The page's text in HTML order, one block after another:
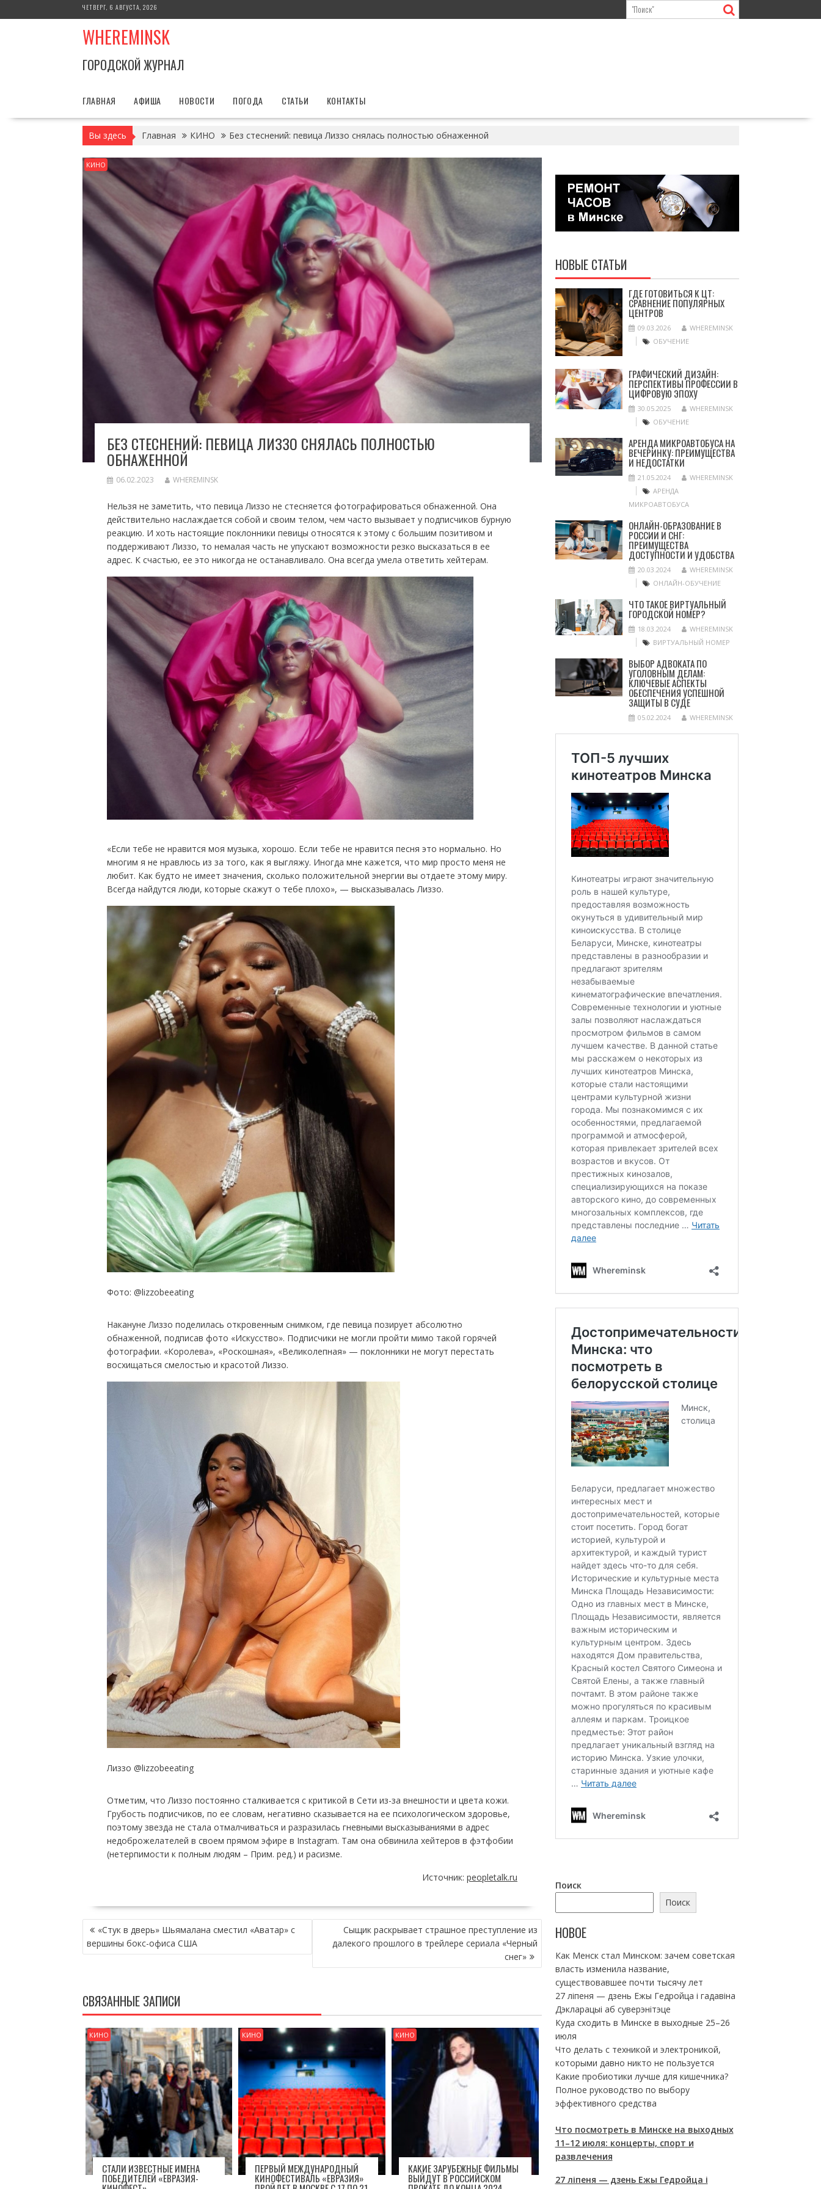
к
ЧЕТВЕРГ, 6 АВГУСТА, 2026
WHEREMINSK
ГОРОДСКОЙ ЖУРНАЛ
ГЛАВНАЯ АФИША НОВОСТИ ПОГОДА СТАТЬИ КОНТАКТЫ
Вы здесь Главная КИНО Без стеснений: певица Лиззо снялась полностью обнаженной
КИНО
БЕЗ СТЕСНЕНИЙ: ПЕВИЦА ЛИЗЗО СНЯЛАСЬ ПОЛНОСТЬЮ
ОБНАЖЕННОЙ
06.02.2023 WHEREMINSK
Нельзя не заметить, что певица Лиззо не стесняется фотографироваться обнаженной. Она
действительно наслаждается собой и своим телом, чем часто вызывает у подписчиков бурную
реакцию. И хоть настоящие поклонники певицы относятся к этому с большим позитивом и
поддерживают Лиззо, то немалая часть не упускают возможности резко высказаться в ее
адрес. К счастью, ее это никогда не останавливало. Она всегда умела ответить хейтерам.
«Если тебе не нравится моя музыка, хорошо. Если тебе не нравится песня это нормально. Но
многим я не нравлюсь из за того, как я выгляжу. Иногда мне кажется, что мир просто меня не
любит. Как будто не имеет значения, сколько положительной энергии вы отдаете этому миру.
Всегда найдутся люди, которые скажут о тебе плохо», — высказывалась Лиззо.
Фото: @lizzobeeating
Накануне Лиззо поделилась откровенным снимком, где певица позирует абсолютно
обнаженной, подписав фото «Искусство». Подписчики не могли пройти мимо такой горячей
фотографии. «Королева», «Роскошная», «Великолепная» — поклонники не могут перестать
восхищаться смелостью и красотой Лиззо.
Лиззо @lizzobeeating
Отметим, что Лиззо постоянно сталкивается с критикой в Сети из-за внешности и цвета кожи.
Грубость подписчиков, по ее словам, негативно сказывается на ее психологическом здоровье,
поэтому звезда не стала отмалчиваться и разразилась гневными высказываниями в адрес
недоброжелателей в своем прямом эфире в Instagram. Там она обвинила хейтеров в фэтфобии
(нетерпимости к полным людям – Прим. ред.) и расизме.
Источник: peopletalk.ru
НАВИГАЦИЯ
ПО
ЗАПИСЯМ
«Стук в дверь» Шьямалана сместил «Аватар» с
вершины бокс-офиса США
Сыщик раскрывает страшное преступление из
далекого прошлого в трейлере сериала «Черный
снег»
СВЯЗАННЫЕ ЗАПИСИ
КИНО
СТАЛИ ИЗВЕСТНЫЕ ИМЕНА
ПОБЕДИТЕЛЕЙ «ЕВРАЗИЯ-
КИНО
ПЕРВЫЙ МЕЖДУНАРОДНЫЙ
КИНОФЕСТИВАЛЬ «ЕВРАЗИЯ»
КИНО
КАКИЕ ЗАРУБЕЖНЫЕ ФИЛЬМЫ
ВЫЙДУТ В РОССИЙСКОМ
НОВЫЕ СТАТЬИ
ГДЕ ГОТОВИТЬСЯ К ЦТ:
СРАВНЕНИЕ ПОПУЛЯРНЫХ
ЦЕНТРОВ
09.03.2026
WHEREMINSK
ОБУЧЕНИЕ
ГРАФИЧЕСКИЙ ДИЗАЙН:
ПЕРСПЕКТИВЫ ПРОФЕССИИ В
ЦИФРОВУЮ ЭПОХУ
30.05.2025
WHEREMINSK
ОБУЧЕНИЕ
АРЕНДА МИКРОАВТОБУСА НА
ВЕЧЕРИНКУ: ПРЕИМУЩЕСТВА
И НЕДОСТАТКИ
21.05.2024
WHEREMINSK
АРЕНДА
МИКРОАВТОБУСА
ОНЛАЙН-ОБРАЗОВАНИЕ В
РОССИИ И СНГ:
ПРЕИМУЩЕСТВА
ДОСТУПНОСТИ И УДОБСТВА
20.03.2024
WHEREMINSK
ОНЛАЙН-ОБУЧЕНИЕ
ЧТО ТАКОЕ ВИРТУАЛЬНЫЙ
ГОРОДСКОЙ НОМЕР?
18.03.2024
WHEREMINSK
ВИРТУАЛЬНЫЙ НОМЕР
ВЫБОР АДВОКАТА ПО
УГОЛОВНЫМ ДЕЛАМ:
КЛЮЧЕВЫЕ АСПЕКТЫ
ОБЕСПЕЧЕНИЯ УСПЕШНОЙ
ЗАЩИТЫ В СУДЕ
05.02.2024 WHEREMINSK
Поиск
Поиск
НОВОЕ
Как Менск стал Минском: зачем советская
власть изменила название,
существовавшее почти тысячу лет
27 ліпеня — дзень Ежы Гедройца і гадавіна
Дэкларацыі аб суверэнітэце
Куда сходить в Минске в выходные 25–26
июля
Что делать с техникой и электроникой,
которыми давно никто не пользуется
Какие пробиотики лучше для кишечника?
Полное руководство по выбору
эффективного средства
Что посмотреть в Минске на выходных
11–12 июля: концерты, спорт и
развлечения
27 ліпеня — дзень Ежы Гедройца і